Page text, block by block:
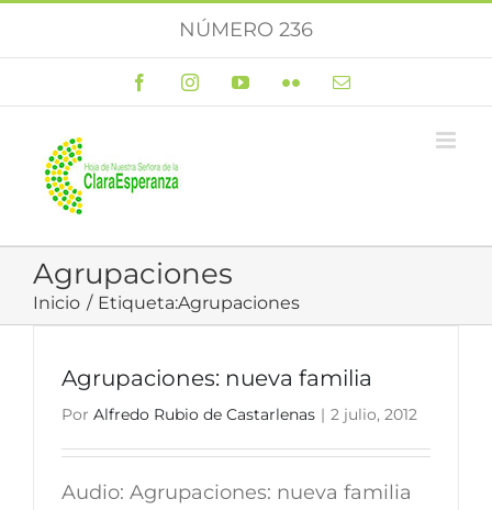
NÚMERO 236
FacebookInstagramYouTubeFlickr Correo
Agrupaciones
Inicio Etiqueta:Agrupaciones
Agrupaciones: nueva familia
Por Alfredo Rubio de Castarlenas | 2 julio, 2012
Audio: Agrupaciones: nueva familia